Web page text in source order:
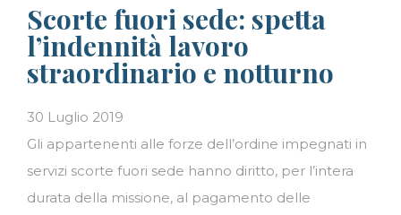
Scorte fuori sede: spetta
l’indennità lavoro
straordinario e notturno
30 Luglio 2019
Gli appartenenti alle forze dell’ordine impegnati in
servizi scorte fuori sede hanno diritto, per l’intera
durata della missione, al pagamento delle